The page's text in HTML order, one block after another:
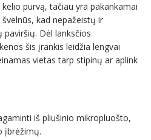
kelio purvą, tačiau yra pakankamai
švelnūs, kad nepažeistų ir
Dėl lanksčios
šis įrankis leidžia lengvai
vietas tarp stipinų ar aplink
iš pliušinio mikropluošto,
įbrėžimų.